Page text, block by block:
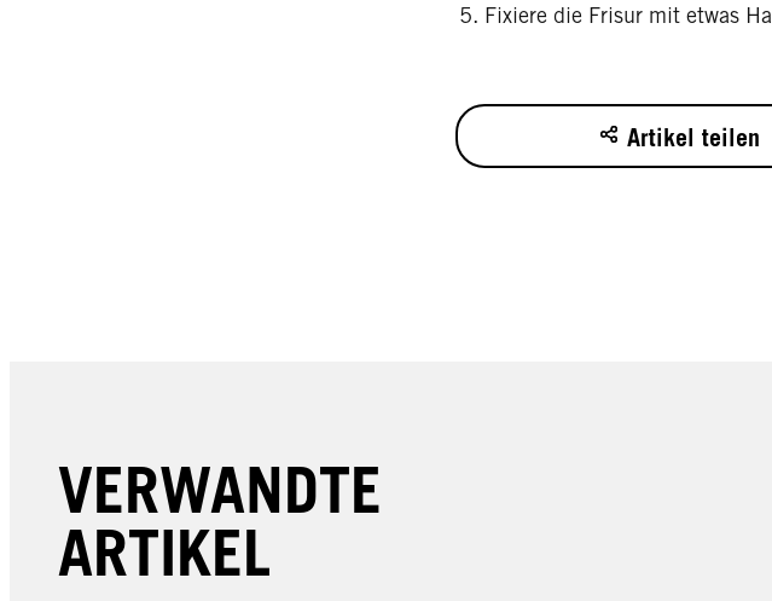
Fixiere die Frisur mit etwas
Artikel teilen
VERWANDTE
ARTIKEL